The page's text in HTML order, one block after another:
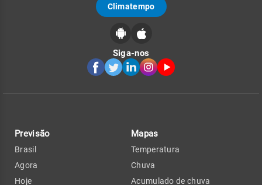
Climatempo
Siga-nos
Previsão
Brasil
Agora
Hoje
Mapas
Temperatura
Chuva
Acumulado de chuva